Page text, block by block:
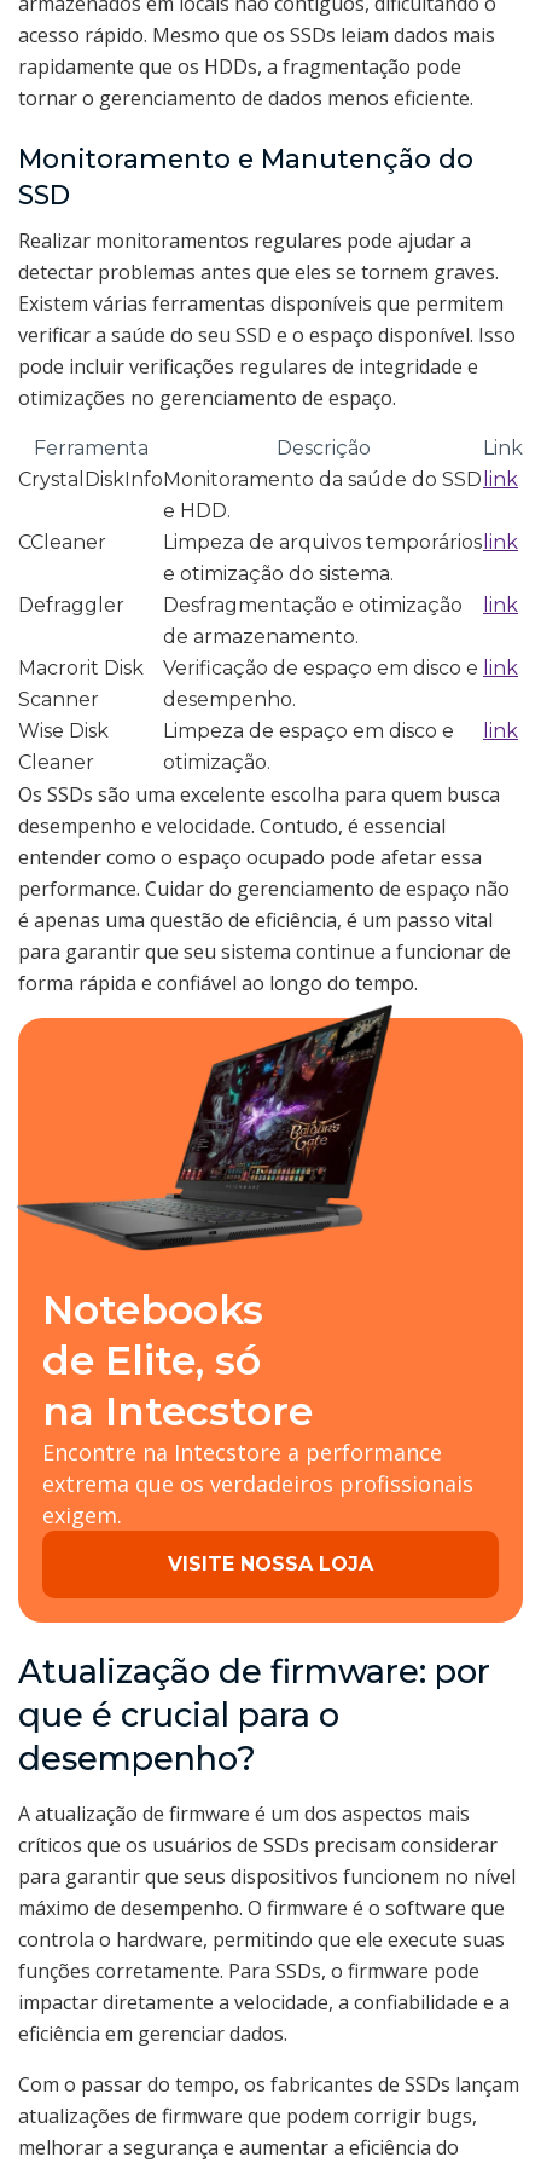
acesso rápido. Mesmo que os SSDs leiam dados mais
rapidamente que os HDDs, a fragmentação pode
tornar o gerenciamento de dados menos eficiente.
Monitoramento e Manutenção do
SSD
Realizar monitoramentos regulares pode ajudar a
detectar problemas antes que eles se tornem graves.
Existem várias ferramentas disponíveis que permitem
verificar a saúde do seu SSD e o espaço disponível. Isso
pode incluir verificações regulares de integridade e
otimizações no gerenciamento de espaço.
Ferramenta Descrição
Link
CrystalDiskInfo Monitoramento da saúde do SSD
e HDD.
link
CCleaner
Limpeza de arquivos temporários
e otimização do sistema.
link
Defraggler
Desfragmentação e otimização
de armazenamento.
link
Macrorit Disk
Scanner
Verificação de espaço em disco e
desempenho.
link
Wise Disk
Cleaner
Limpeza de espaço em disco e
otimização.
link
Os SSDs são uma excelente escolha para quem busca
desempenho e velocidade. Contudo, é essencial
entender como o espaço ocupado pode afetar essa
performance. Cuidar do gerenciamento de espaço não
é apenas uma questão de eficiência, é um passo vital
para garantir que seu sistema continue a funcionar de
forma rápida e confiável ao longo do tempo.
Notebooks
de Elite, só
na Intecstore
Encontre na Intecstore a performance
extrema que os verdadeiros profissionais
exigem.
VISITE NOSSA LOJA
Atualização de firmware: por
que é crucial para o
desempenho?
A atualização de firmware é um dos aspectos mais
críticos que os usuários de SSDs precisam considerar
para garantir que seus dispositivos funcionem no nível
máximo de desempenho. O firmware é o software que
controla o hardware, permitindo que ele execute suas
funções corretamente. Para SSDs, o firmware pode
impactar diretamente a velocidade, a confiabilidade e a
eficiência em gerenciar dados.
Com o passar do tempo, os fabricantes de SSDs lançam
atualizações de firmware que podem corrigir bugs,
melhorar a segurança e aumentar a eficiência do